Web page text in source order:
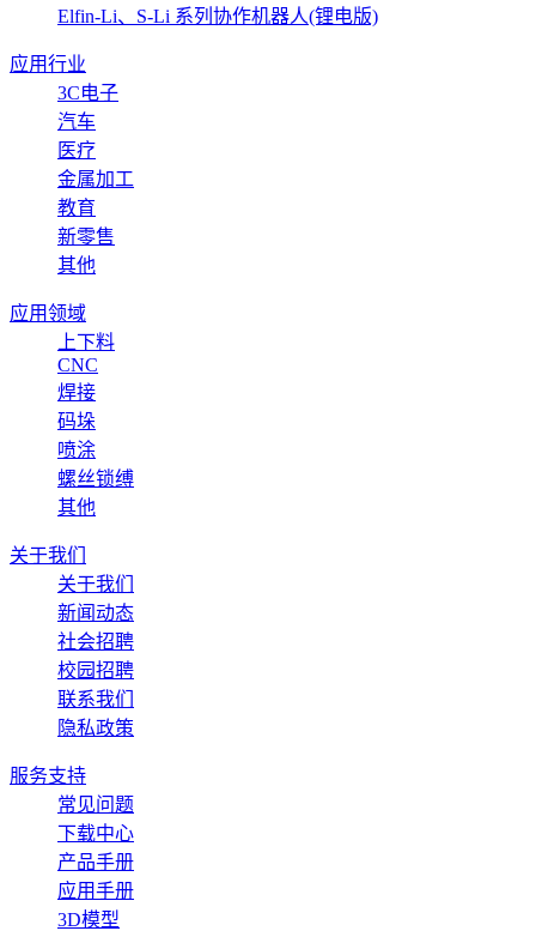
Elfin-Li、S-Li 系列协作机器人(锂电版)
应用行业
3C电子
汽车
医疗
金属加工
教育
新零售
其他
应用领域
上下料
CNC
焊接
码垛
喷涂
螺丝锁缚
其他
关于我们
关于我们
新闻动态
社会招聘
校园招聘
联系我们
隐私政策
服务支持
常见问题
下载中心
产品手册
应用手册
3D模型